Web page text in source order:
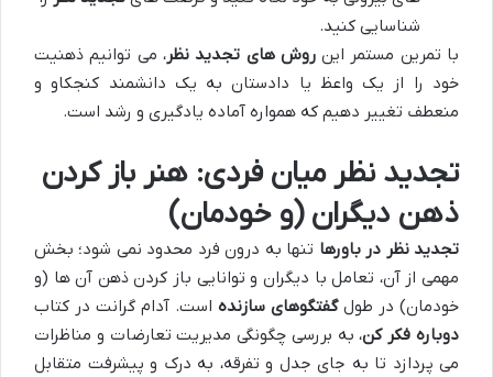
شناسایی کنید.
با تمرین مستمر اینروش های تجدید نظر، می توانیم ذهنیت
خود را از یک واعظ یا دادستان به یک دانشمند کنجکاو و
منعطف تغییر دهیم که همواره آماده یادگیری و رشد است.
تجدید نظر میان فردی: هنر باز کردن
ذهن دیگران (و خودمان)
تجدید نظر در باورها تنها به درون فرد محدود نمی شود؛ بخش
مهمی از آن، تعامل با دیگران و توانایی باز کردن ذهن آن ها (و
خودمان) در طولگفتگوهای سازنده است. آدام گرانت در کتاب
دوباره فکر کن، به بررسی چگونگی مدیریت تعارضات و مناظرات
می پردازد تا به جای جدل و تفرقه، به درک و پیشرفت متقابل